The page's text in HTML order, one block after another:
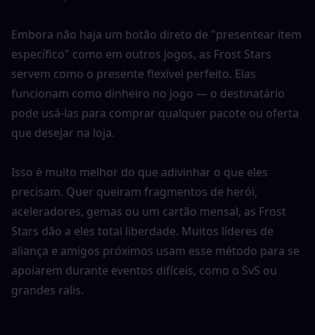
Embora não haja um botão direto de "presentear item
específico" como em outros jogos, as Frost Stars
servem como o presente flexível perfeito. Elas
funcionam como dinheiro no jogo — o destinatário
pode usá-las para comprar qualquer pacote ou oferta
que desejar na loja.
Isso é muito melhor do que adivinhar o que eles
precisam. Quer queiram fragmentos de herói,
aceleradores, gemas ou um cartão mensal, as Frost
Stars dão a eles total liberdade. Muitos líderes de
aliança e amigos próximos usam esse método para se
apoiarem durante eventos difíceis, como o SvS ou
grandes ralis.